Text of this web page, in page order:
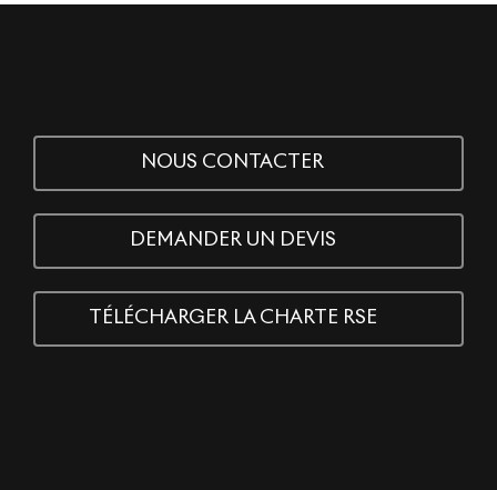
NOUS CONTACTER
DEMANDER UN DEVIS
TÉLÉCHARGER LA CHARTE RSE